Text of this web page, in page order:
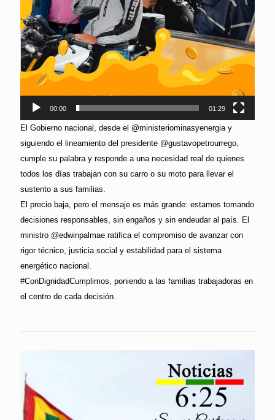
00:00 01:29
El Gobierno nacional, desde el @ministeriominasyenergia y
siguiendo el lineamiento del presidente @gustavopetrourrego,
cumple su palabra y responde a una necesidad real de quienes
todos los días trabajan con su carro o su moto para llevar el
sustento a sus familias.
El precio baja, pero el mensaje es más grande: estamos tomando
decisiones responsables, sin engaños y sin endeudar al país. El
ministro @edwinpalmae ratifica el compromiso de avanzar con
rigor técnico, justicia social y estabilidad para el sistema
energético nacional.
#ConDignidadCumplimos, poniendo a las familias trabajadoras en
el centro de cada decisión.